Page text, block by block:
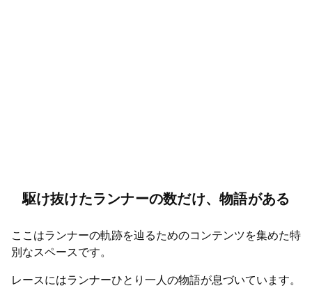
駆け抜けたランナーの数だけ、物語がある
ここはランナーの軌跡を辿るためのコンテンツを集めた特
別なスペースです。
レースにはランナーひとり一人の物語が息づいています。